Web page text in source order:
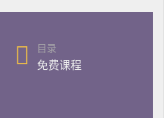
目录
免费课程